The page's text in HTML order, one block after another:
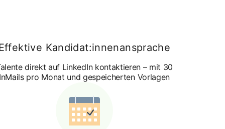
Kandidat:innenansprache
direkt auf LinkedIn kontaktieren – mit 30
pro Monat und gespeicherten Vorlagen